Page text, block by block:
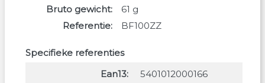
Bruto gewicht
61 g
Referentie
BF100ZZ
Specifieke referenties
Ean13
5401012000166